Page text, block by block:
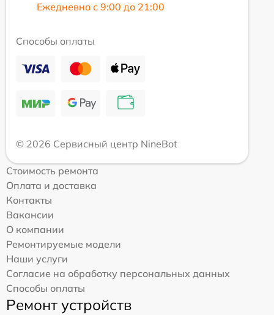
Ежедневно с 9:00 до 21:00
Способы оплаты
© 2026 Сервисный центр NineBot
Стоимость ремонта
Оплата и доставка
Контакты
Вакансии
О компании
Ремонтируемые модели
Наши услуги
Согласие на обработку персональных данных
Способы оплаты
Ремонт устройств